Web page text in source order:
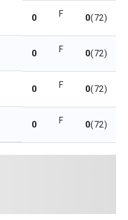
0 F 0(72)
0 F 0(72)
0 F 0(72)
0 F 0(72)